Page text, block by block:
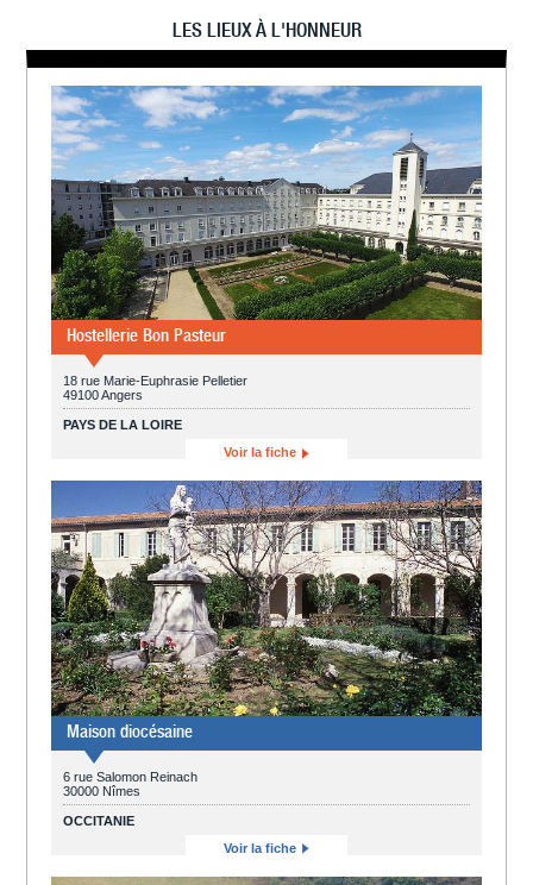
LES LIEUX À L'HONNEUR
Hostellerie Bon Pasteur
18 rue Marie-Euphrasie Pelletier
49100 Angers
PAYS DE LA LOIRE
Voir la fiche
Maison diocésaine
6 rue Salomon Reinach
30000 Nîmes
OCCITANIE
Voir la fiche